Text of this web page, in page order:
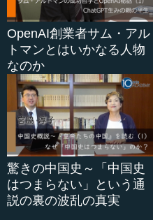
OpenAI創業者サム・アル
トマンとはいかなる人物
なのか
驚きの中国史～「中国史
はつまらない」という通
説の裏の波乱の真実